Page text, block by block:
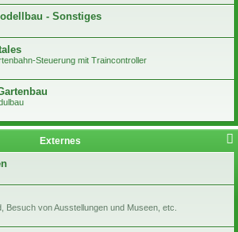
- Sonstiges
Steuerung mit Traincontroller
Externes
Besuch von Ausstellungen und Museen, etc.